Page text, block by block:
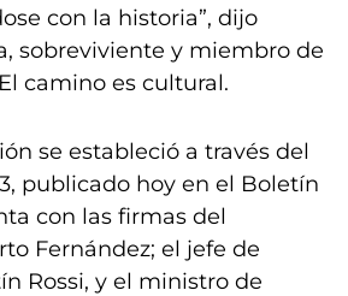
con la historia”, dijo
sobreviviente y miembro de
camino es cultural.
se estableció a través del
publicado hoy en el Boletín
con las firmas del
Fernández; el jefe de
Rossi, y el ministro de